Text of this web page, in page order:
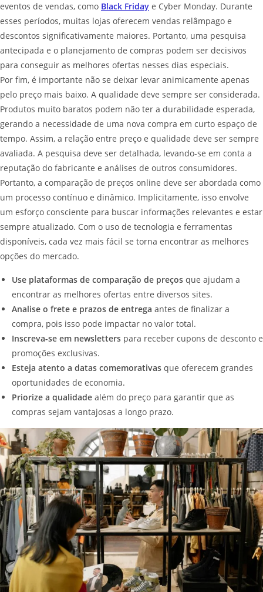
eventos de vendas, como Black Friday e Cyber Monday. Durante
esses períodos, muitas lojas oferecem vendas relâmpago e
descontos significativamente maiores. Portanto, uma pesquisa
antecipada e o planejamento de compras podem ser decisivos
para conseguir as melhores ofertas nesses dias especiais.
Por fim, é importante não se deixar levar animicamente apenas
pelo preço mais baixo. A qualidade deve sempre ser considerada.
Produtos muito baratos podem não ter a durabilidade esperada,
gerando a necessidade de uma nova compra em curto espaço de
tempo. Assim, a relação entre preço e qualidade deve ser sempre
avaliada. A pesquisa deve ser detalhada, levando-se em conta a
reputação do fabricante e análises de outros consumidores.
Portanto, a comparação de preços online deve ser abordada como
um processo contínuo e dinâmico. Implicitamente, isso envolve
um esforço consciente para buscar informações relevantes e estar
sempre atualizado. Com o uso de tecnologia e ferramentas
disponíveis, cada vez mais fácil se torna encontrar as melhores
opções do mercado.
Use plataformas de comparação de preços que ajudam a
encontrar as melhores ofertas entre diversos sites.
Analise o frete e prazos de entrega antes de finalizar a
compra, pois isso pode impactar no valor total.
Inscreva-se em newsletters para receber cupons de desconto e
promoções exclusivas.
Esteja atento a datas comemorativas que oferecem grandes
oportunidades de economia.
Priorize a qualidade além do preço para garantir que as
compras sejam vantajosas a longo prazo.